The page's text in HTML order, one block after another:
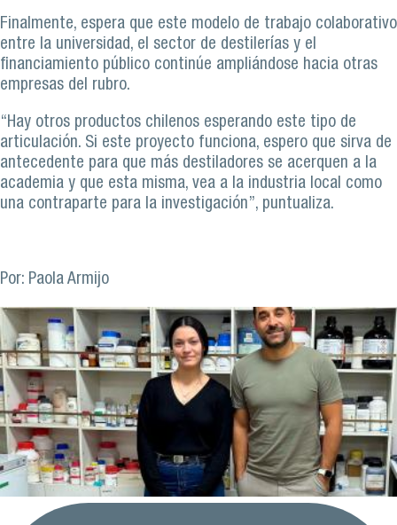
Finalmente, espera que este modelo de trabajo colaborativo
entre la universidad, el sector de destilerías y el
financiamiento público continúe ampliándose hacia otras
empresas del rubro.
“Hay otros productos chilenos esperando este tipo de
articulación. Si este proyecto funciona, espero que sirva de
antecedente para que más destiladores se acerquen a la
academia y que esta misma, vea a la industria local como
una contraparte para la investigación”, puntualiza.
Por: Paola Armijo